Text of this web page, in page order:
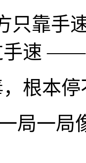
只靠手
手速
，根本
局一局